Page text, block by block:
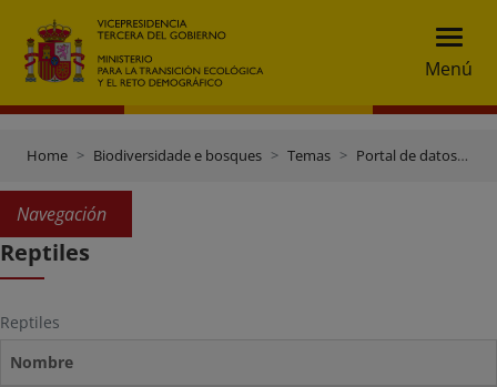
Menú
Home Biodiversidade e bosques Temas Portal de datos e inventarios
Navegación
Reptiles
Reptiles
Nombre